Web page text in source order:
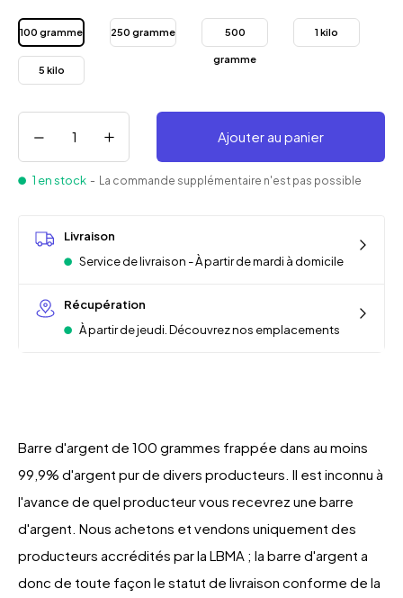
100 gramme 250 gramme 500
gramme
1 kilo
5 kilo
Ajouter au panier
1 en stock - La commande supplémentaire n'est pas possible
Livraison
Service de livraison - À partir de mardi à domicile
Récupération
À partir de jeudi. Découvrez nos emplacements
Barre d'argent de 100 grammes frappée dans au moins
99,9% d'argent pur de divers producteurs. Il est inconnu à
l'avance de quel producteur vous recevrez une barre
d'argent. Nous achetons et vendons uniquement des
producteurs accrédités par la LBMA ; la barre d'argent a
donc de toute façon le statut de livraison conforme de la